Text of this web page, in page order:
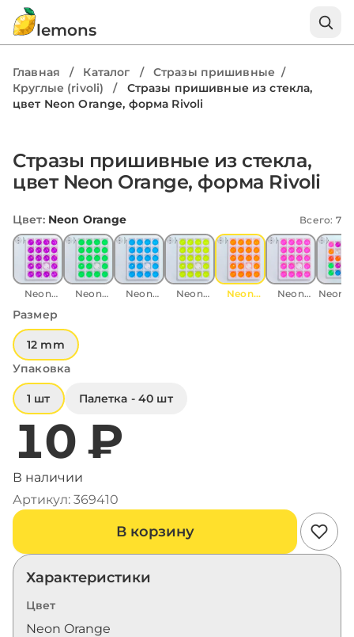
lemons
Главная / Каталог / Стразы пришивные /
Круглые (rivoli)
/
Стразы пришивные из стекла,
цвет Neon Orange, форма Rivoli
1 / 5
Стразы пришивные из стекла,
цвет Neon Orange, форма Rivoli
Цвет: Neon Orange Всего: 7
Neon
Neon
Neon
Neon
Neon
Neon
Neon
Размер
12 mm
Упаковка
1 шт Палетка - 40 шт
10 ₽
В наличии
Артикул: 369410
В корзину
Характеристики
Цвет
Neon Orange